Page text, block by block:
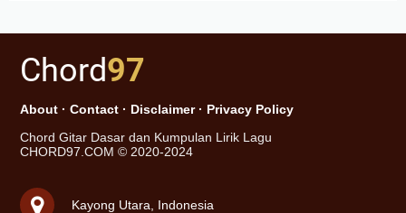
Chord97
About · Contact · Disclaimer· Privacy Policy
Chord Gitar Dasar dan Kumpulan Lirik Lagu
CHORD97.COM © 2020-2024
Kayong Utara, Indonesia